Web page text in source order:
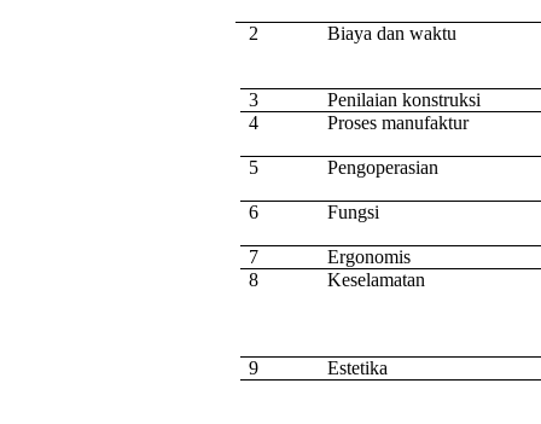
2 Biaya dan waktu
3
Penilaian konstruksi
4
Proses manufaktur
5 Pengoperasian
6 Fungsi
7
Ergonomis
8
Keselamatan
9 Estetika